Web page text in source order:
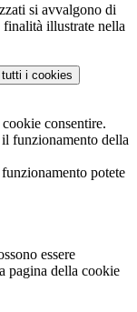
si avvalgono di
illustrate nella
i cookies
consentire.
funzionamento della
potete
essere
pagina della cookie